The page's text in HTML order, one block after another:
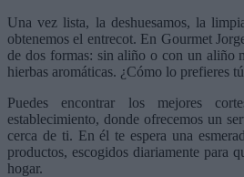
Una vez lista, la deshuesamos, la
obtenemos el entrecot. En Gourmet
de dos formas: sin aliño o con un aliño
hierbas aromáticas. ¿Cómo lo prefieres
Puedes encontrar los mejores
establecimiento, donde ofrecemos un
cerca de ti. En él te espera una
productos, escogidos diariamente para
hogar.